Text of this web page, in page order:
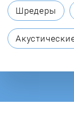
Шредеры